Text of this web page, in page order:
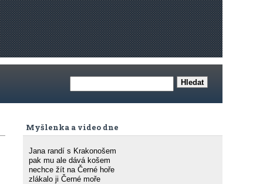
Myšlenka a video dne
Jana randí s Krakonošem
pak mu ale dává košem
nechce žít na Černé hoře
zlákalo ji Černé moře